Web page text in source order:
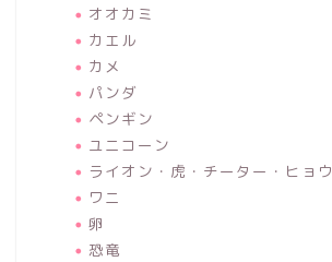
オオカミ
カエル
カメ
パンダ
ペンギン
ユニコーン
ライオン・虎・チーター・ヒョウ
ワニ
卵
恐竜